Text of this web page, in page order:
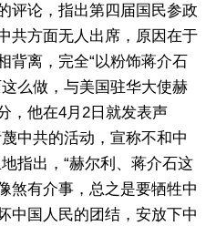
评论，指出第四届国民参政
共方面无人出席，原因在于
背离，完全“以粉饰蒋介石
么做，与美国驻华大使赫
，他在4月2日就发表声
中共的活动，宣称不和中
指出，“赫尔利、蒋介石这
煞有介事，总之是要牺牲中
中国人民的团结，安放下中